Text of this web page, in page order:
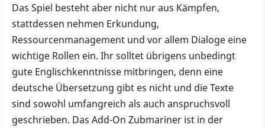
Das Spiel besteht aber nicht nur aus Kämpfen,
stattdessen nehmen Erkundung,
Ressourcenmanagement und vor allem Dialoge eine
wichtige Rollen ein. Ihr solltet übrigens unbedingt
gute Englischkenntnisse mitbringen, denn eine
deutsche Übersetzung gibt es nicht und die Texte
sind sowohl umfangreich als auch anspruchsvoll
geschrieben. Das Add-On Zubmariner ist in der